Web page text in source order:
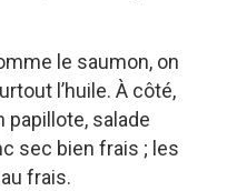
le saumon, on
l’huile. À côté,
papillote, salade
sec bien frais ; les
frais.